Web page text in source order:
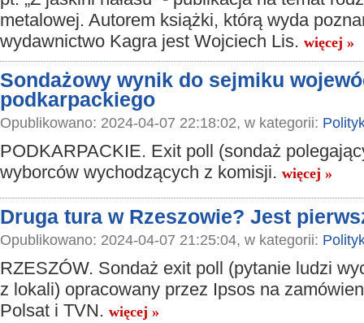
metalowej. Autorem książki, którą wyda
wydawnictwo Kagra jest Wojciech Lis. więcej »
Sondażowy wynik do sejmiku
podkarpackiego
Opublikowano: 2024-04-07 22:18:02, w kategorii:
PODKARPACKIE. Exit poll (sondaż
wyborców wychodzących z komisji. więcej »
Druga tura w Rzeszowie? Jest
Opublikowano: 2024-04-07 21:25:04, w kategorii:
RZESZÓW. Sondaż exit poll (pytanie ludzi
z lokali) opracowany przez Ipsos na
Polsat i TVN. więcej »